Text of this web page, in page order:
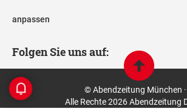
anpassen
Folgen Sie uns auf:
© Abendzeitung München ·
Alle Rechte 2026 Abendzeitung